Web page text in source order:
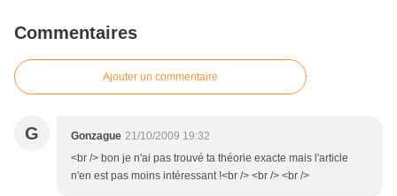
Commentaires
Ajouter un commentaire
G Gonzague 21/10/2009 19:32
<br /> bon je n'ai pas trouvé ta théorie exacte mais l'article
n'en est pas moins intéressant !<br /> <br /> <br />